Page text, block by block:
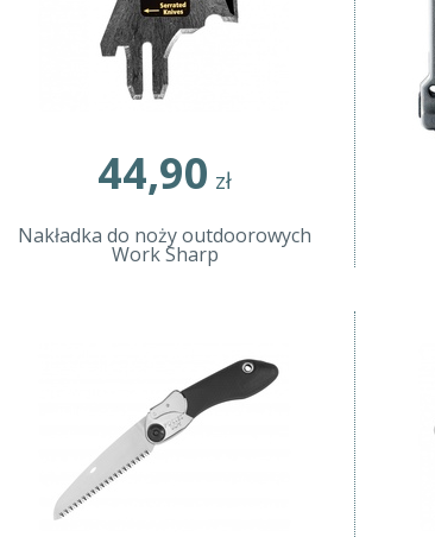
44,90 zł
Nakładka do noży outdoorowych
Work Sharp